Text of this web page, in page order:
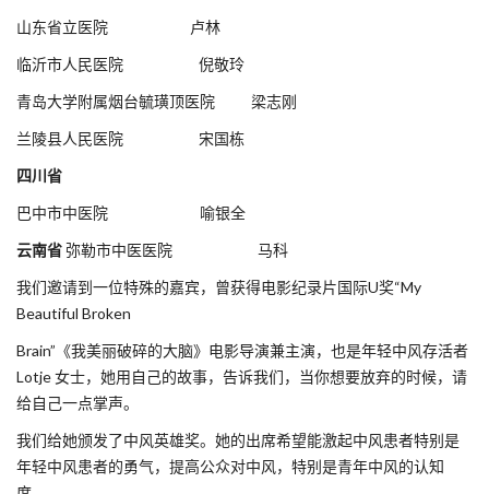
山东省立医院 卢林
临沂市人民医院 倪敬玲
青岛大学附属烟台毓璜顶医院 梁志刚
兰陵县人民医院 宋国栋
四川省
巴中市中医院 喻银全
云南省弥勒市中医医院 马科
我们邀请到一位特殊的嘉宾，曾获得电影纪录片国际U奖“My
Beautiful Broken
Brain”《我美丽破碎的大脑》电影导演兼主演，也是年轻中风存活者
Lotje 女士，她用自己的故事，告诉我们，当你想要放弃的时候，请
给自己一点掌声。
我们给她颁发了中风英雄奖。她的出席希望能激起中风患者特别是
年轻中风患者的勇气，提高公众对中风，特别是青年中风的认知